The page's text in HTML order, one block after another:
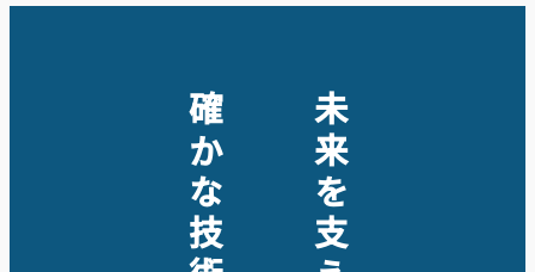
確かな技術 未来を支える